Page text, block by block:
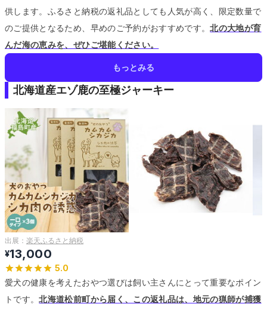
供します。 ふるさと納税の返礼品としても人気が高く、限定数量で
のご提供となるため、早めのご予約がおすすめです。北の大地が育
んだ海の恵みを、ぜひご堪能ください。
もっとみる
北海道産エゾ鹿の至極ジャーキー
出展： 楽天ふるさと納税
¥13,000
5.0
愛犬の健康を考えたおやつ選びは飼い主さんにとって重要なポイン
トです。北海道松前町から届く、この返礼品は、地元の猟師が捕獲